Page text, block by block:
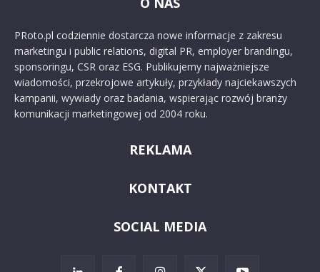
PRoto.pl codziennie dostarcza nowe informacje z zakresu
marketingu i public relations, digital PR, employer brandingu,
sponsoringu, CSR oraz ESG. Publikujemy najważniejsze
wiadomości, przekrojowe artykuły, przykłady najciekawszych
kampanii, wywiady oraz badania, wspierając rozwój branży
komunikacji marketingowej od 2004 roku.
REKLAMA
KONTAKT
SOCIAL MEDIA